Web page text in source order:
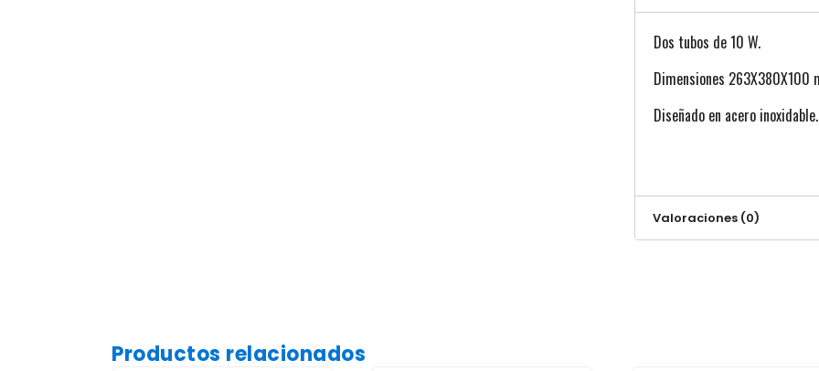
Dos tubos de 10 W.
Dimensiones 263X380X100
Diseñado en acero inoxidable.
Valoraciones (0)
Productos relacionados